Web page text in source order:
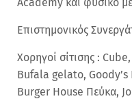
Επιστημονικός
Χορηγοί σίτισης :
Bufala gelato, Goody’s
Burger House Πεύκα,